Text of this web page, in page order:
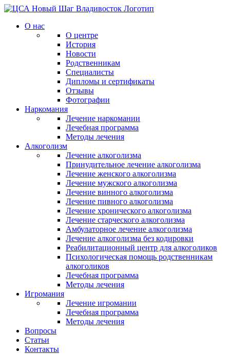
О нас
О центре
История
Новости
Родственникам
Специалисты
Дипломы и сертификаты
Отзывы
Фотографии
Наркомания
Лечение наркомании
Лечебная программа
Методы лечения
Алкоголизм
Лечение алкоголизма
Принудительное лечение алкоголизма
Лечение женского алкоголизма
Лечение мужского алкоголизма
Лечение винного алкоголизма
Лечение пивного алкоголизма
Лечение хронического алкоголизма
Лечение старческого алкоголизма
Амбулаторное лечение алкоголизма
Лечение алкоголизма без кодировки
Реабилитационный центр для алкоголиков
Психологическая помощь родственникам
алкоголиков
Лечебная программа
Методы лечения
Игромания
Лечение игромании
Лечебная программа
Методы лечения
Вопросы
Статьи
Контакты